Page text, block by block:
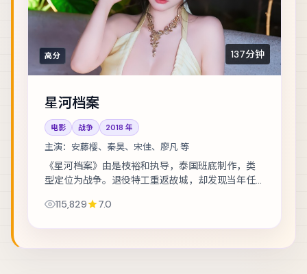
高分 137分钟
星河档案
电影 战争 2018 年
主演： 安藤樱、秦昊、宋佳、廖凡 等
《星河档案》由是枝裕和执导，泰国班底制作，类
型定位为战争。退役特工重返故城，却发现当年任
等，表演层次丰富。节奏层层推进，伏笔在第三幕...
115,829 7.0